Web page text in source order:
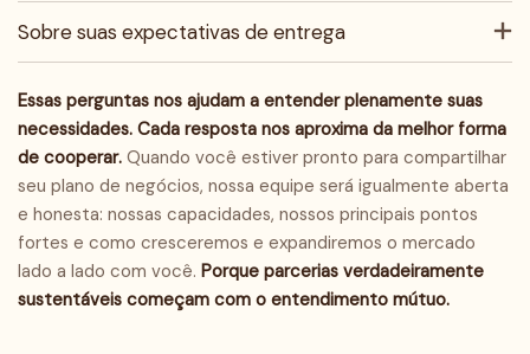
Sobre suas expectativas de entrega
Essas perguntas nos ajudam a entender plenamente suas
necessidades. Cada resposta nos aproxima da melhor forma
de cooperar. Quando você estiver pronto para compartilhar
seu plano de negócios, nossa equipe será igualmente aberta
e honesta: nossas capacidades, nossos principais pontos
fortes e como cresceremos e expandiremos o mercado
lado a lado com você. Porque parcerias verdadeiramente
sustentáveis ​​começam com o entendimento mútuo.